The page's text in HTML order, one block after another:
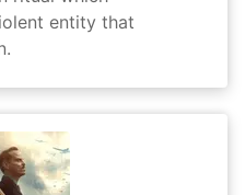
entity that